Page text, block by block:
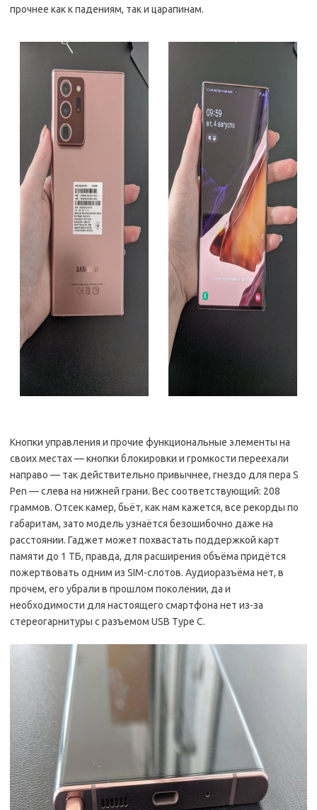
прочнее как к падениям, так и царапинам.
Кнопки управления и прочие функциональные элементы на
своих местах — кнопки блокировки и громкости переехали
направо — так действительно привычнее, гнездо для пера S
Pen — слева на нижней грани. Вес соответствующий: 208
граммов. Отсек камер, бьёт, как нам кажется, все рекорды по
габаритам, зато модель узнаётся безошибочно даже на
расстоянии. Гаджет может похвастать поддержкой карт
памяти до 1 ТБ, правда, для расширения объёма придётся
пожертвовать одним из SIM-слотов. Аудиоразъёма нет, в
прочем, его убрали в прошлом поколении, да и
необходимости для настоящего смартфона нет из-за
стереогарнитуры с разъемом USB Type C.